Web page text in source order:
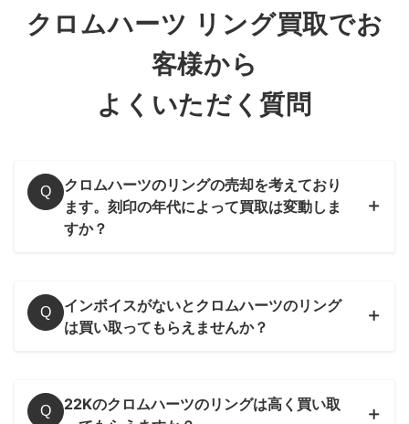
リップ&タン リング
ラージ
ローリングストーンズのアイコンであるリップ＆タンがそのま
まリングになったアイテム。ローリングストーンズ側からの熱
いオファーのもと実現したコラボリングです。クロムハーツの
～160,000円買取
結婚記念日や子供が生まれた際などに贈られることの多い「エ
～60,000円買取
クロムハーツ リング買取でお
客様から
よくいただく質問
Q
クロムハーツのリングの売却を考えており
ます。刻印の年代によって買取は変動しま
すか？
Q
インボイスがないとクロムハーツのリング
は買い取ってもらえませんか？
Q
22Kのクロムハーツのリングは高く買い取